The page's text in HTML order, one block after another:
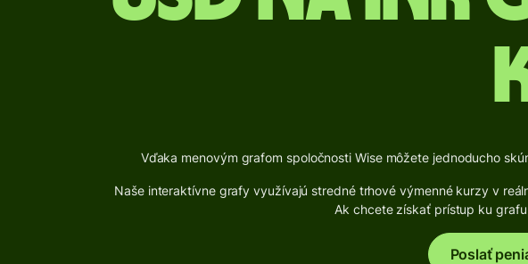
Vďaka menovým grafom spoločnosti Wise môžete jednoducho
Naše interaktívne grafy využívajú stredné trhové výmenné kurzy v
Ak chcete získať prístup ku
Poslať